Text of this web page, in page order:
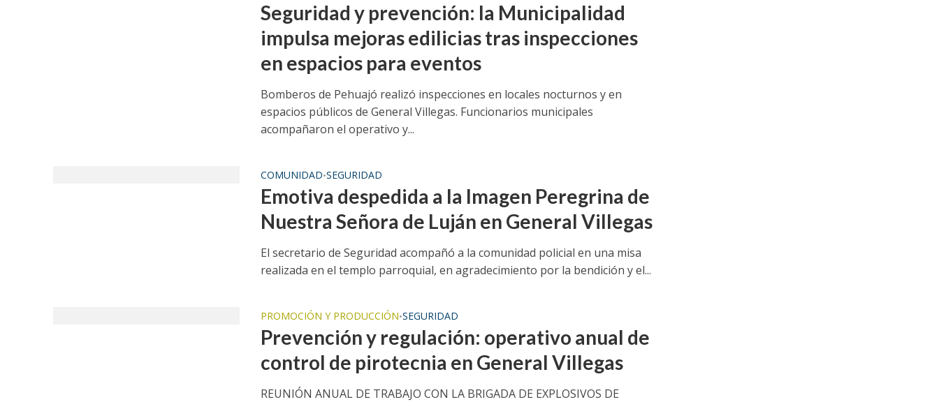
Seguridad y prevención: la Municipalidad
impulsa mejoras edilicias tras inspecciones
en espacios para eventos
Bomberos de Pehuajó realizó inspecciones en locales nocturnos y en
espacios públicos de General Villegas. Funcionarios municipales
acompañaron el operativo y...
COMUNIDAD•SEGURIDAD
Emotiva despedida a la Imagen Peregrina de
Nuestra Señora de Luján en General Villegas
El secretario de Seguridad acompañó a la comunidad policial en una misa
realizada en el templo parroquial, en agradecimiento por la bendición y el...
PROMOCIÓN Y PRODUCCIÓN•SEGURIDAD
Prevención y regulación: operativo anual de
control de pirotecnia en General Villegas
REUNIÓN ANUAL DE TRABAJO CON LA BRIGADA DE EXPLOSIVOS DE